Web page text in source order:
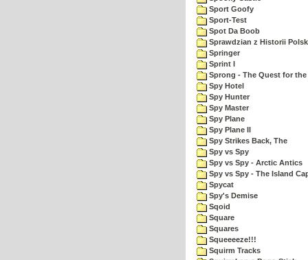
Sport Goofy
Sport-Test
Spot Da Boob
Sprawdzian z Historii
Springer
Sprint I
Sprong - The Quest for
Spy Hotel
Spy Hunter
Spy Master
Spy Plane
Spy Plane II
Spy Strikes Back, The
Spy vs Spy
Spy vs Spy - Arctic Antics
Spy vs Spy - The Island
Spycat
Spy's Demise
Sqoid
Square
Squares
Squeeeeze!!!
Squirm Tracks